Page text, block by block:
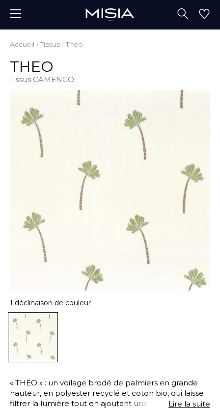
Accueil ›Tissus ›Theo
THEO
Tissus CAMENGO
1 déclinaison de couleur
« THÉO » : un voilage brodé de palmiers en grande
hauteur, en polyester recyclé et coton bio, qui laisse
filtrer la lumière tout en ajoutant une toucheLire la suite